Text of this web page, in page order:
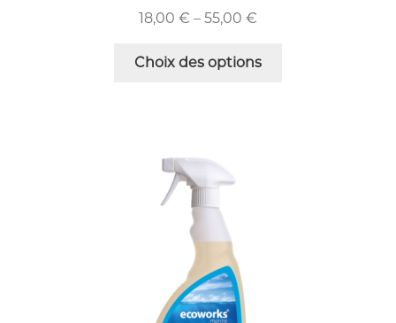
18,00 € – 55,00 €
Choix des options